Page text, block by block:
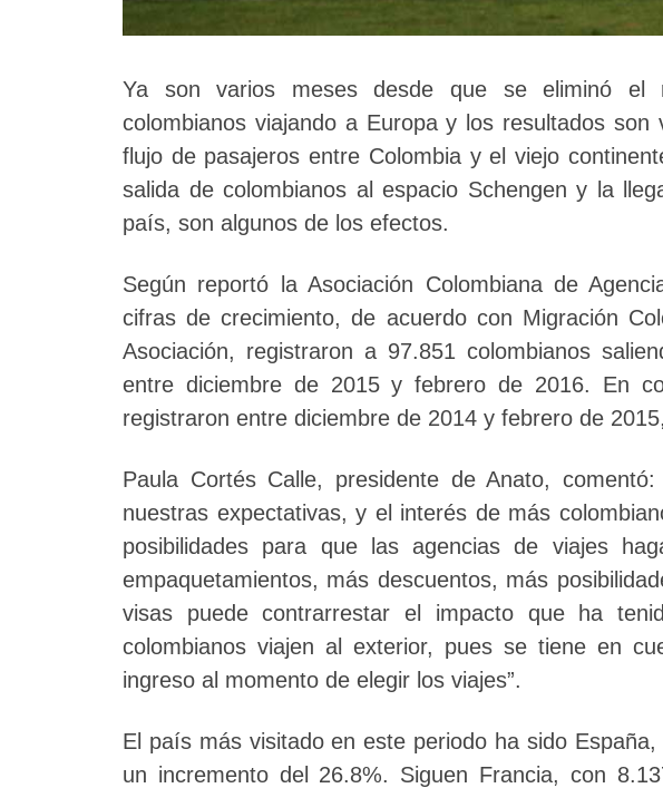
Ya son varios meses desde que se eliminó el
colombianos viajando a Europa y los resultados son
flujo de pasajeros entre Colombia y el viejo
salida de colombianos al espacio Schengen y la
país, son algunos de los efectos.
Según reportó la Asociación Colombiana de
cifras de crecimiento, de acuerdo con Migración
Asociación, registraron a 97.851 colombianos
entre diciembre de 2015 y febrero de 2016. En
registraron entre diciembre de 2014 y febrero de
Paula Cortés Calle, presidente de Anato,
nuestras expectativas, y el interés de más
posibilidades para que las agencias de viajes
empaquetamientos, más descuentos, más
visas puede contrarrestar el impacto que ha
colombianos viajen al exterior, pues se tiene en
ingreso al momento de elegir los viajes”.
El país más visitado en este periodo ha sido
un incremento del 26.8%. Siguen Francia, con